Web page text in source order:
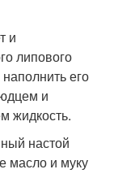
и
липового
его
и
жидкость.
настой
масло и муку